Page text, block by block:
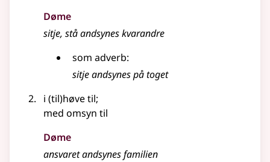
Døme
sitje, stå andsynes kvarandre
som adverb:
sitje andsynes på toget
i (til)høve til;
med omsyn til
Døme
ansvaret andsynes familien